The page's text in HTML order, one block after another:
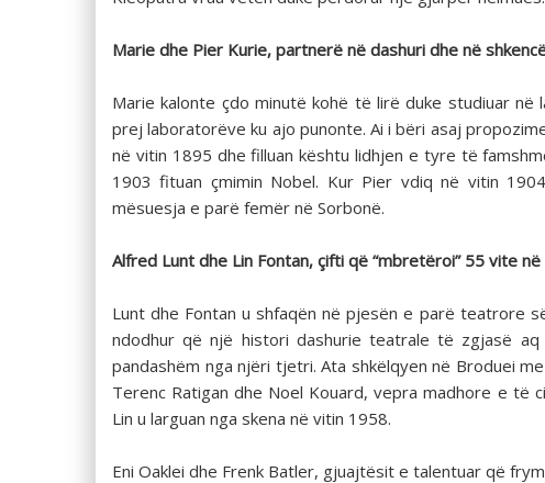
Marie dhe Pier Kurie, partnerë në dashuri dhe në
Marie kalonte çdo minutë kohë të lirë duke studiuar
prej laboratorëve ku ajo punonte. Ai i bëri asaj
në vitin 1895 dhe filluan kështu lidhjen e tyre të
1903 fituan çmimin Nobel. Kur Pier vdiq në vitin
mësuesja e parë femër në Sorbonë.
Alfred Lunt dhe Lin Fontan, çifti që “mbretëroi” 55 vite
Lunt dhe Fontan u shfaqën në pjesën e parë teatrore
ndodhur që një histori dashurie teatrale të zgjasë
pandashëm nga njëri tjetri. Ata shkëlqyen në Broduei
Terenc Ratigan dhe Noel Kouard, vepra madhore e të
Lin u larguan nga skena në vitin 1958.
Eni Oaklei dhe Frenk Batler, gjuajtësit e talentuar që